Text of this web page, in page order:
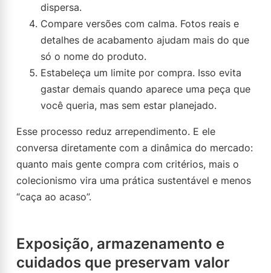
dispersa.
Compare versões com calma. Fotos reais e
detalhes de acabamento ajudam mais do que
só o nome do produto.
Estabeleça um limite por compra. Isso evita
gastar demais quando aparece uma peça que
você queria, mas sem estar planejado.
Esse processo reduz arrependimento. E ele
conversa diretamente com a dinâmica do mercado:
quanto mais gente compra com critérios, mais o
colecionismo vira uma prática sustentável e menos
“caça ao acaso”.
Exposição, armazenamento e
cuidados que preservam valor